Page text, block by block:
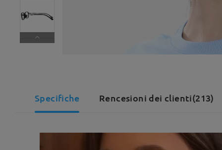
Specifiche Rencesioni dei clienti(213)